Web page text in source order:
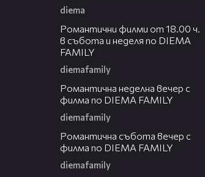
diema
Романтични филми от 18.00 ч.
в събота и неделя по DIEMA
FAMILY
diemafamily
Романтичнa неделна вечер с
филма по DIEMA FAMILY
diemafamily
Романтичнa събота вечер с
филма по DIEMA FAMILY
diemafamily